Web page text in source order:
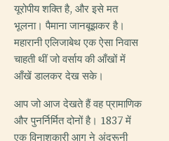
यूरोपीय शक्ति है, और इसे मत
भूलना। पैमाना जानबूझकर है।
महारानी एलिजाबेथ एक ऐसा निवास
चाहती थीं जो वर्साय की आँखों में
आँखें डालकर देख सके।
आप जो आज देखते हैं वह प्रामाणिक
और पुनर्निर्मित दोनों है। 1837 में
एक विनाशकारी आग ने अंदरूनी